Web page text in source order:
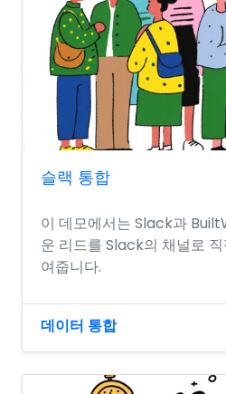
슬랙 통합
이 데모에서는 Slack과
운 리드를 Slack의 채널로
여줍니다.
데이터 통합